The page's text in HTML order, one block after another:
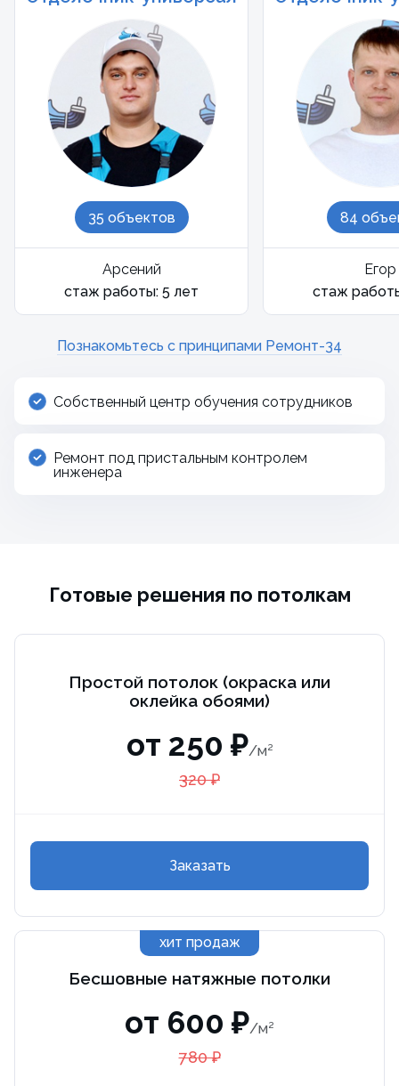
35 объектов
Арсений
стаж работы: 5 лет
84
Егор
стаж
Познакомьтесь с принципами Ремонт-34
Собственный центр обучения сотрудников
Ремонт под пристальным контролем
инженера
Готовые решения по потолкам
Простой потолок (окраска или
оклейка обоями)
от 250 ₽/м²
320 ₽
Заказать
хит продаж
Бесшовные натяжные потолки
от 600 ₽/м²
780 ₽